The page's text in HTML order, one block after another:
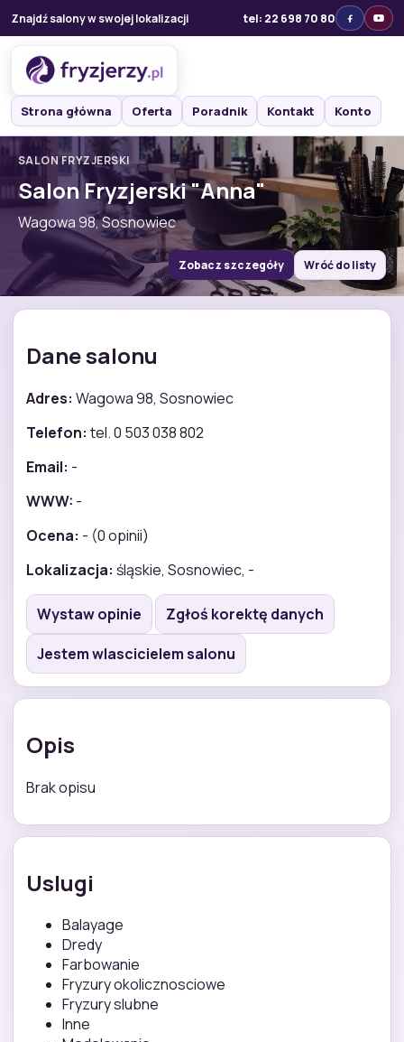
Znajdź salony w swojej lokalizacji tel: 22 698 70 80
Strona główna Oferta Poradnik Kontakt Konto
SALON FRYZJERSKI
Salon Fryzjerski "Anna"
Wagowa 98, Sosnowiec
Zobacz szczegóły Wróć do listy
Dane salonu
Adres: Wagowa 98, Sosnowiec
Telefon: tel. 0 503 038 802
Email: -
WWW: -
Ocena: - (0 opinii)
Lokalizacja: śląskie, Sosnowiec, -
Wystaw opinie
Zgłoś korektę danych
Jestem wlascicielem salonu
Opis
Brak opisu
Uslugi
Balayage
Dredy
Farbowanie
Fryzury okolicznosciowe
Fryzury slubne
Inne